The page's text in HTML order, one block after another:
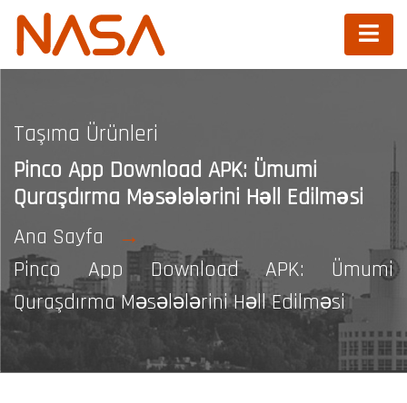
Taşıma Ürünleri
Pinco App Download APK: Ümumi
Quraşdırma Məsələlərini Həll Edilməsi
Ana Sayfa
Pinco App Download APK: Ümumi
Quraşdırma Məsələlərini Həll Edilməsi